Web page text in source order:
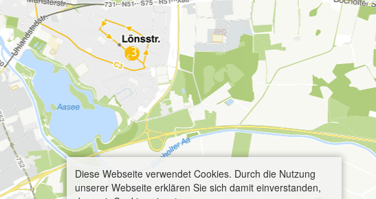
Diese Webseite verwendet Cookies. Durch die Nutzung
unserer Webseite erklären Sie sich damit einverstanden,